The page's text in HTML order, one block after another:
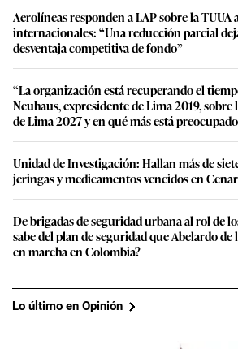
Aerolíneas responden a LAP sobre la TUUA
internacionales: “Una reducción parcial
desventaja competitiva de fondo”
“La organización está recuperando el
Neuhaus, expresidente de Lima 2019, sobre
de Lima 2027 y en qué más está
Unidad de Investigación: Hallan más de
jeringas y medicamentos vencidos en
De brigadas de seguridad urbana al rol de
sabe del plan de seguridad que Abelardo
en marcha en Colombia?
Lo último en Opinión